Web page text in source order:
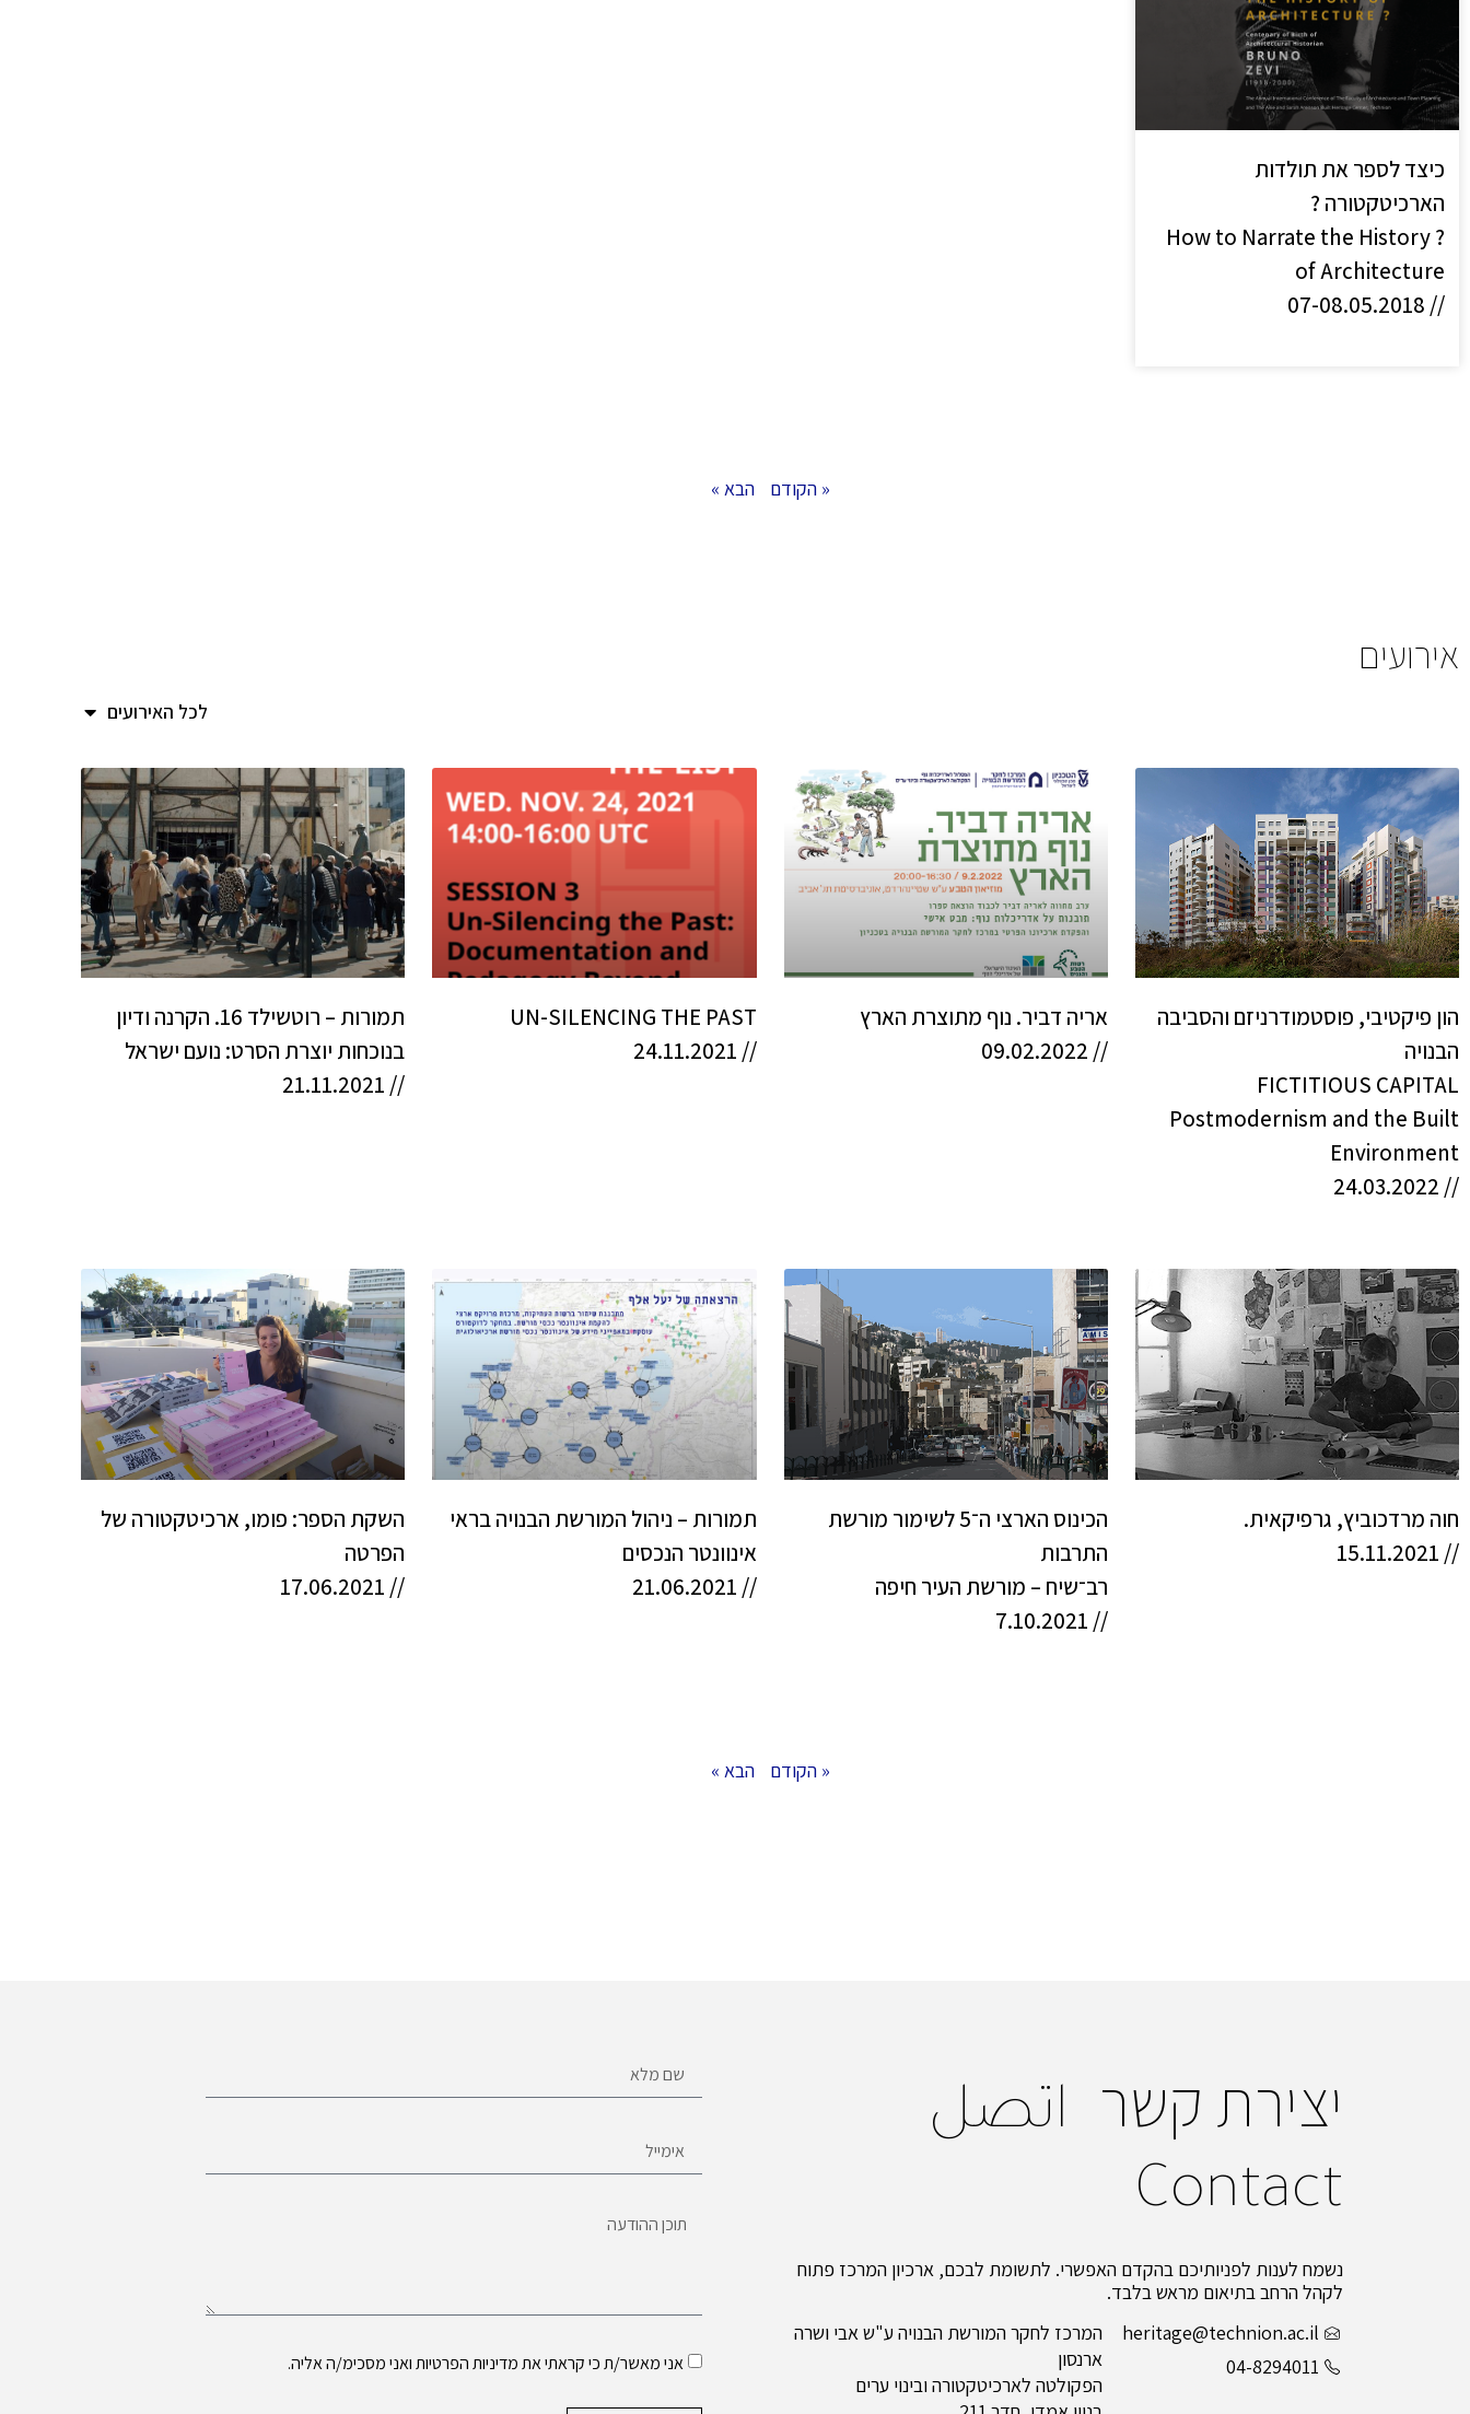
כיצד לספר את תולדות
הארכיטקטורה ?
? How to Narrate the History
of Architecture
// 07-08.05.2018
« הקודם הבא »
אירועים
לכל האירועים
הון פיקטיבי, פוסטמודרניזם והסביבה
הבנויה
FICTITIOUS CAPITAL
Postmodernism and the Built
Environment
// 24.03.2022
אריה דביר. נוף מתוצרת הארץ
// 09.02.2022
UN-SILENCING THE PAST
// 24.11.2021
תמורות – רוטשילד 16. הקרנה ודיון
בנוכחות יוצרת הסרט: נועם ישראל
// 21.11.2021
חוה מרדכוביץ, גרפיקאית.
// 15.11.2021
הכינוס הארצי ה־5 לשימור מורשת
התרבות
רב־שיח – מורשת העיר חיפה
// 7.10.2021
תמורות – ניהול המורשת הבנויה בראי
אינוונטר הנכסים
// 21.06.2021
השקת הספר: פומו, ארכיטקטורה של
הפרטה
// 17.06.2021
« הקודם הבא »
יצירת קשר اتصل
Contact
נשמח לענות לפניותיכם בהקדם האפשרי. לתשומת לבכם, ארכיון המרכז פתוח
לקהל הרחב בתיאום מראש בלבד.
heritage@technion.ac.il
04-8294011
המרכז לחקר המורשת הבנויה ע"ש אבי ושרה
ארנסון
הפקולטה לארכיטקטורה ובינוי ערים
אני מאשר/ת כי קראתי אתמדיניות הפרטיותואני מסכימ/ה אליה.